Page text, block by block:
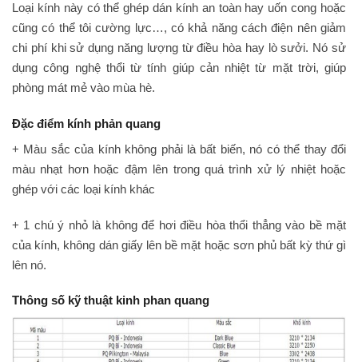
Loại kính này có thể ghép dán kính an toàn hay uốn cong hoặc
cũng có thể tôi cường lực…, có khả năng cách điện nên giảm
chi phí khi sử dụng năng lượng từ điều hòa hay lò sưởi. Nó sử
dụng công nghệ thổi từ tính giúp cản nhiệt từ mặt trời, giúp
phòng mát mẻ vào mùa hè.
Đặc điểm kính phản quang
+ Màu sắc của kính không phải là bất biến, nó có thể thay đổi
màu nhạt hơn hoặc đậm lên trong quá trình xử lý nhiệt hoặc
ghép với các loại kính khác
+ 1 chú ý nhỏ là không để hơi điều hòa thổi thẳng vào bề mặt
của kính, không dán giấy lên bề mặt hoặc sơn phủ bất kỳ thứ gì
lên nó.
Thông số kỹ thuật kinh phan quang